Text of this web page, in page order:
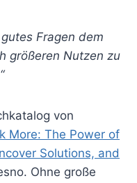
Fragen dem
größeren Nutzen zu
von
More: The Power of
Solutions, and
Ohne große